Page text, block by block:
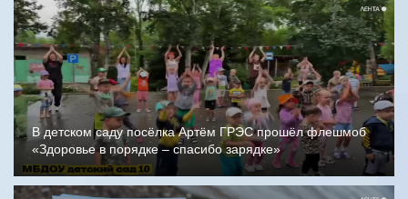
В детском саду посёлка Артём ГРЭС прошёл флешмоб
«Здоровье в порядке – спасибо зарядке»